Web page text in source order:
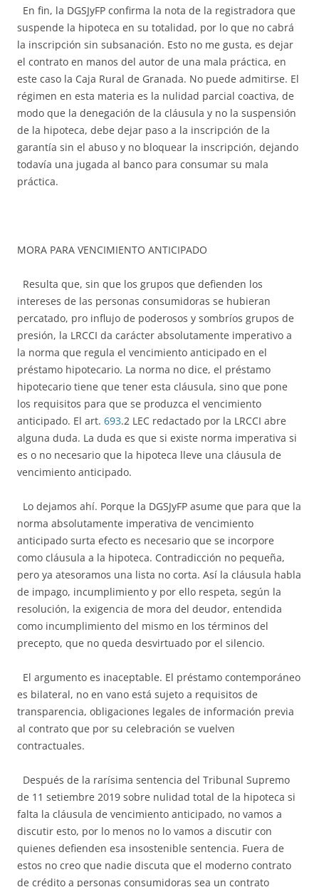
En fin, la DGSJyFP confirma la nota de la registradora que
suspende la hipoteca en su totalidad, por lo que no cabrá
la inscripción sin subsanación. Esto no me gusta, es dejar
el contrato en manos del autor de una mala práctica, en
este caso la Caja Rural de Granada. No puede admitirse. El
régimen en esta materia es la nulidad parcial coactiva, de
modo que la denegación de la cláusula y no la suspensión
de la hipoteca, debe dejar paso a la inscripción de la
garantía sin el abuso y no bloquear la inscripción, dejando
todavía una jugada al banco para consumar su mala
práctica.
MORA PARA VENCIMIENTO ANTICIPADO
Resulta que, sin que los grupos que defienden los
intereses de las personas consumidoras se hubieran
percatado, pro influjo de poderosos y sombríos grupos de
presión, la LRCCI da carácter absolutamente imperativo a
la norma que regula el vencimiento anticipado en el
préstamo hipotecario. La norma no dice, el préstamo
hipotecario tiene que tener esta cláusula, sino que pone
los requisitos para que se produzca el vencimiento
anticipado. El art. 693.2 LEC redactado por la LRCCI abre
alguna duda. La duda es que si existe norma imperativa si
es o no necesario que la hipoteca lleve una cláusula de
vencimiento anticipado.
Lo dejamos ahí. Porque la DGSJyFP asume que para que la
norma absolutamente imperativa de vencimiento
anticipado surta efecto es necesario que se incorpore
como cláusula a la hipoteca. Contradicción no pequeña,
pero ya atesoramos una lista no corta. Así la cláusula habla
de impago, incumplimiento y por ello respeta, según la
resolución, la exigencia de mora del deudor, entendida
como incumplimiento del mismo en los términos del
precepto, que no queda desvirtuado por el silencio.
El argumento es inaceptable. El préstamo contemporáneo
es bilateral, no en vano está sujeto a requisitos de
transparencia, obligaciones legales de información previa
al contrato que por su celebración se vuelven
contractuales.
Después de la rarísima sentencia del Tribunal Supremo
de 11 setiembre 2019 sobre nulidad total de la hipoteca si
falta la cláusula de vencimiento anticipado, no vamos a
discutir esto, por lo menos no lo vamos a discutir con
quienes defienden esa insostenible sentencia. Fuera de
estos no creo que nadie discuta que el moderno contrato
de crédito a personas consumidoras sea un contrato